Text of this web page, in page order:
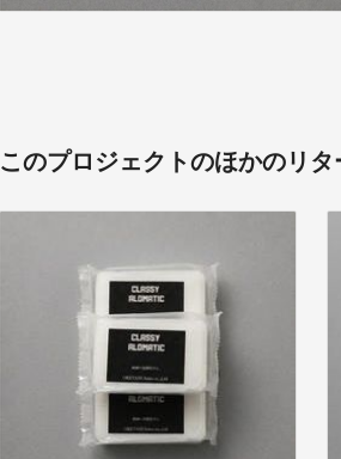
このプロジェクトのほかのリタ